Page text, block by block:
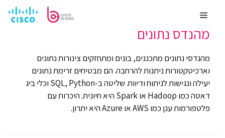
לתוכןMenu
מערכות מידע
מהנדס נתונים
מהנדסי נתונים מתכננים, בונים ומתחזקים צינורות נתונים
וארכיטקטורות ניתנות להרחבה. הם מבטיחים זרימת נתונים
יעילה ונגישות לניתוח ודיווח. שליטה ב-SQL, Python וכלי ביג
דאטה כמו Hadoop או Spark היא חיונית. היכרות עם
פלטפורמות ענן כמו AWS או Azure היא יתרון.